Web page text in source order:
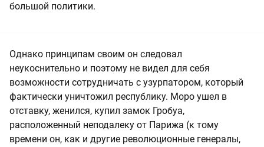
большой политики.
Однако принципам своим он следовал
неукоснительно и поэтому не видел для себя
возможности сотрудничать с узурпатором, который
фактически уничтожил республику. Моро ушел в
отставку, женился, купил замок Гробуа,
расположенный неподалеку от Парижа (к тому
времени он, как и другие революционные генералы,